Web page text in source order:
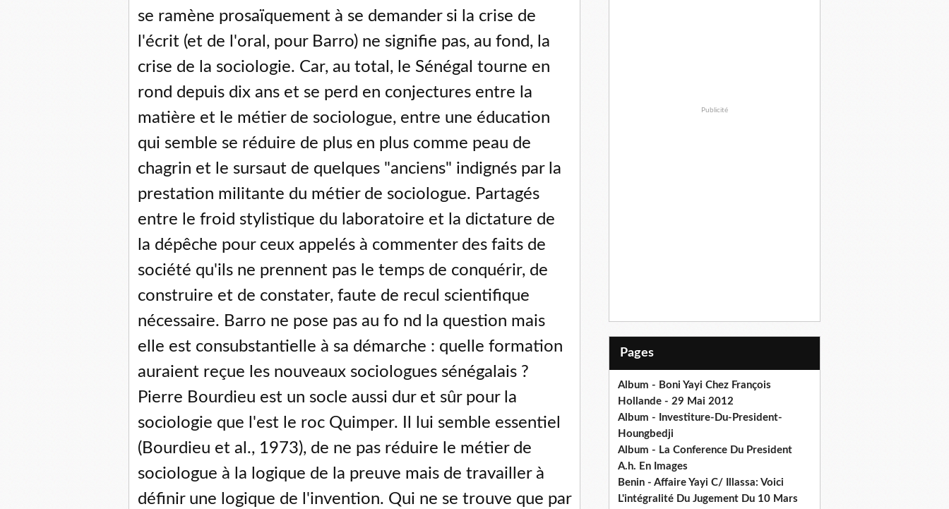
se ramène prosaïquement à se demander si la crise de
l'écrit (et de l'oral, pour Barro) ne signifie pas, au fond, la
crise de la sociologie. Car, au total, le Sénégal tourne en
rond depuis dix ans et se perd en conjectures entre la
matière et le métier de sociologue, entre une éducation
qui semble se réduire de plus en plus comme peau de
chagrin et le sursaut de quelques "anciens" indignés par la
prestation militante du métier de sociologue. Partagés
entre le froid stylistique du laboratoire et la dictature de
la dépêche pour ceux appelés à commenter des faits de
société qu'ils ne prennent pas le temps de conquérir, de
construire et de constater, faute de recul scientifique
nécessaire. Barro ne pose pas au fo nd la question mais
elle est consubstantielle à sa démarche : quelle formation
auraient reçue les nouveaux sociologues sénégalais ?
Pierre Bourdieu est un socle aussi dur et sûr pour la
sociologie que l'est le roc Quimper. Il lui semble essentiel
(Bourdieu et al., 1973), de ne pas réduire le métier de
sociologue à la logique de la preuve mais de travailler à
définir une logique de l'invention. Qui ne se trouve que par
Publicité
Pages
Album - Boni Yayi Chez François
Hollande - 29 Mai 2012
Album - Investiture-Du-President-
Houngbedji
Album - La Conference Du President
A.h. En Images
Benin - Affaire Yayi C/ Illassa: Voici
L'intégralité Du Jugement Du 10 Mars